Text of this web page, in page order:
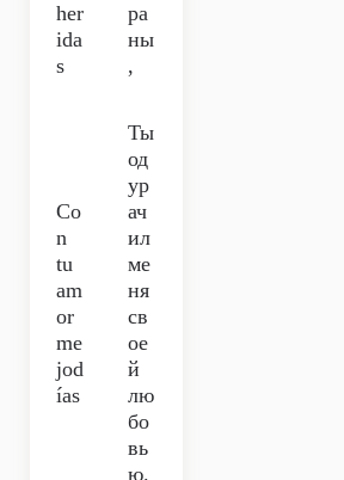
her
ida
s
ра
ны
,
Co
n
tu
am
or
me
jod
ías
Ты
од
ур
ач
ил
ме
ня
св
ое
й
лю
бо
вь
ю.